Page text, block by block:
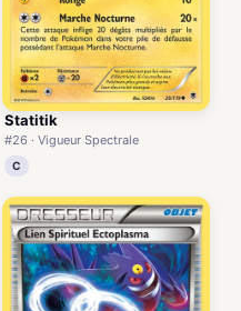
Statitik
#26 · Vigueur Spectrale
C